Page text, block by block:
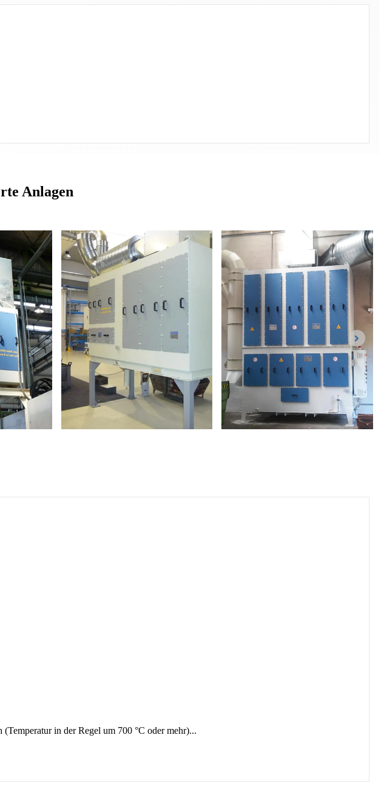
Anlagen
in der Regel um 700 °C oder mehr)...